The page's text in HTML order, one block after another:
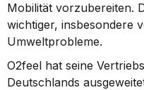
Mobilität vorzubereiten.
wichtiger, insbesondere
Umweltprobleme.
O2feel hat seine
Deutschlands